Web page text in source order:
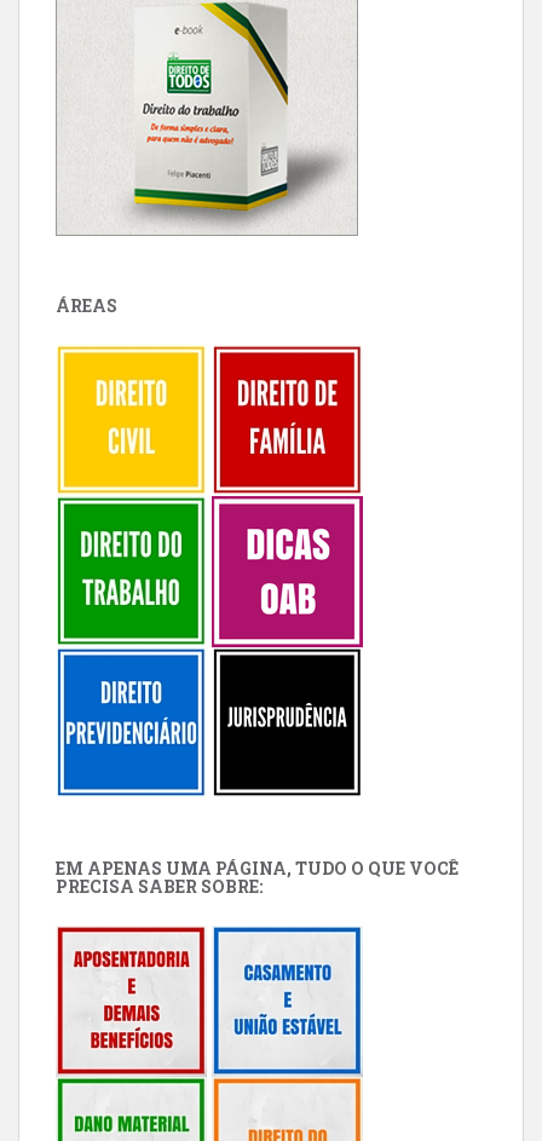
ÁREAS
EM APENAS UMA PÁGINA, TUDO O QUE VOCÊ
PRECISA SABER SOBRE: